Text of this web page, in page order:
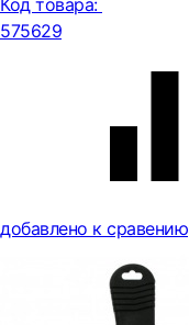
Код товара:
575629
добавлено к сравению